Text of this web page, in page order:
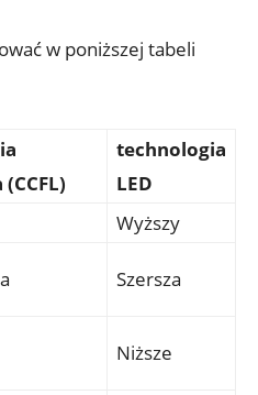
w poniższej tabeli
technologia
LED
Wyższy
Szersza
Niższe